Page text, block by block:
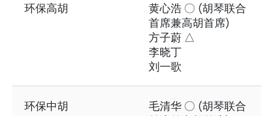
环保高胡
黄心浩 〇 (胡琴联合
首席兼高胡首席)
方子蔚 △
李晓丁
刘一歌
环保中胡
毛清华 〇 (胡琴联合